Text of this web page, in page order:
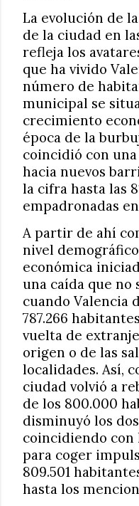
La evolución de
de la ciudad en
refleja los
que ha vivido
número de
municipal se
crecimiento
época de la
coincidió con
hacia nuevos
la cifra hasta las
empadronadas
A partir de ahí
nivel
económica
una caída que no
cuando Valencia
787.266
vuelta de
origen o de las
localidades. Así,
ciudad volvió a
de los 800.000
disminuyó los
coincidiendo con
para coger
809.501
hasta los